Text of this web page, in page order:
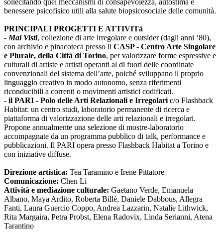
benessere psicofisico utili alla salute biopsicosociale delle comunità.
PRINCIPALI PROGETTI E ATTIVITà
- Mai Visti, collezione di arte irregolare e outsider (dagli anni ‘80),
con archivio e pinacoteca presso il CASP - Centro Arte Singolare
e Plurale, della Città di Torino, per valorizzare forme espressive e
culturali di artiste e artisti operanti al di fuori delle coordinate
convenzionali del sistema dell’arte, poiché sviluppano il proprio
linguaggio creativo in modo autonomo, senza riferimenti
riconducibili a correnti o movimenti artistici codificati.
- il PARI - Polo delle Arti Relazionali e Irregolari c/o Flashback
Habitat: un centro studi, laboratorio permanente di ricerca e
piattaforma di valorizzazione delle arti relazionali e irregolari.
Propone annualmente una selezione di mostre-laboratorio
accompagnate da un programma pubblico di talk, performance e
pubblicazioni. Il PARI opera presso Flashback Habitat a Torino e
con iniziative diffuse.
Direzione artistica: Tea Taramino e Irene Pittatore
Comunicazione: Chen Li
Attività e mediazione culturale: Gaetano Verde, Emanuela
Albano, Maya Ardito, Roberta Billè, Daniele Dabbous, Allegra
Fanti, Laura Guercio Coppo, Andrea Lazzarin, Natalie Lithwick,
Rita Margaira, Petra Probst, Elena Radovix, Linda Serianni, Atena
Tarantino